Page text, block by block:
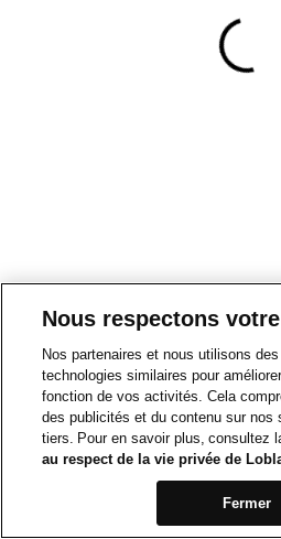
Nous respectons
Nos partenaires et nous utilisons
technologies similaires pour
fonction de vos activités. Cela
des publicités et du contenu sur nos
tiers. Pour en savoir plus, consultez
au respect de la vie privée de
Fermer